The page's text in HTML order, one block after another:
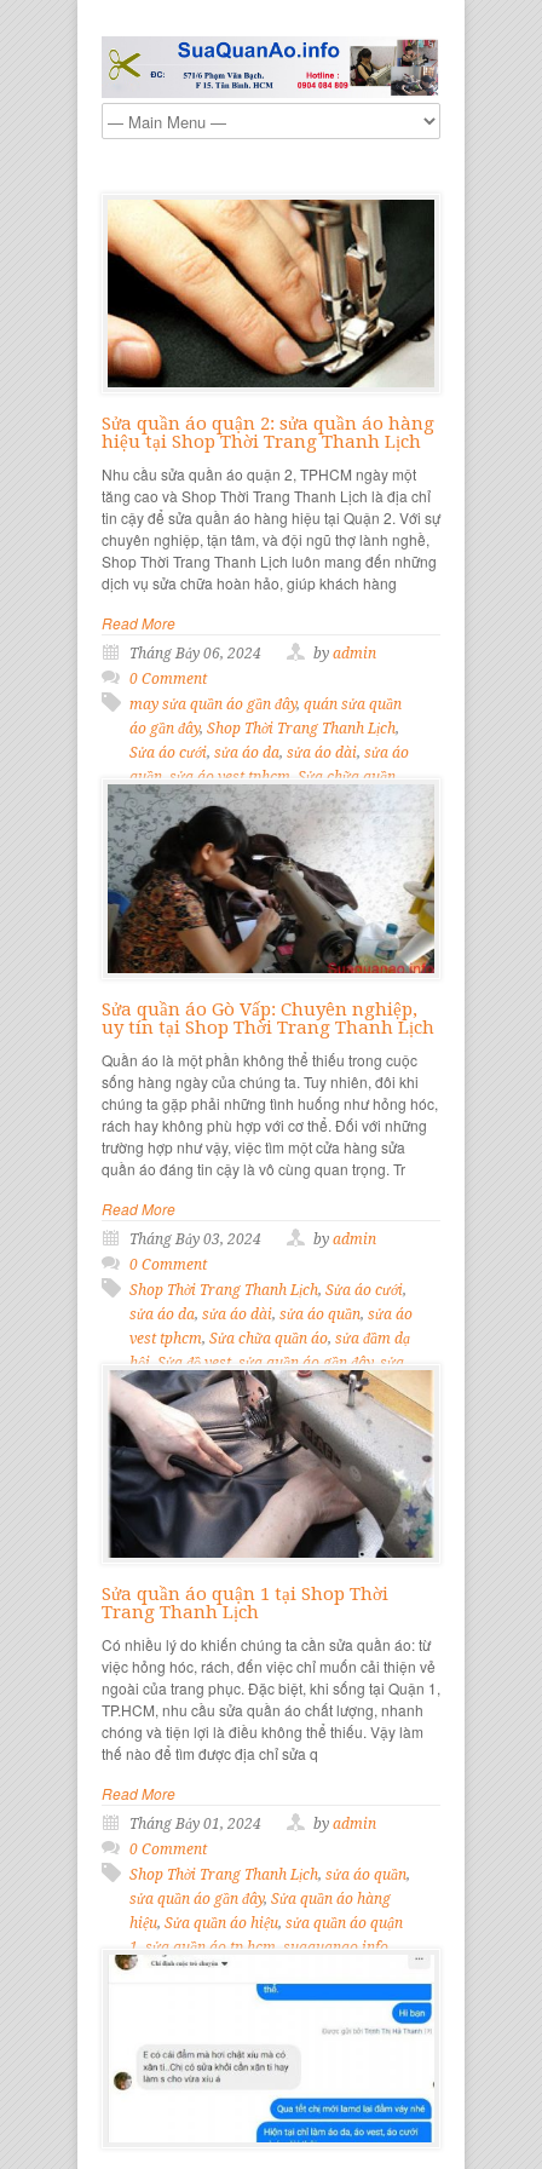
Sửa quần áo quận 2: sửa quần áo hàng
hiệu tại Shop Thời Trang Thanh Lịch
Nhu cầu sửa quần áo quận 2, TPHCM ngày một
tăng cao và Shop Thời Trang Thanh Lịch là địa chỉ
tin cậy để sửa quần áo hàng hiệu tại Quận 2. Với sự
chuyên nghiệp, tận tâm, và đội ngũ thợ lành nghề,
Shop Thời Trang Thanh Lịch luôn mang đến những
dịch vụ sửa chữa hoàn hảo, giúp khách hàng
Read More
Tháng Bảy 06, 2024 by admin
0 Comment
may sửa quần áo gần đây, quán sửa quần
áo gần đây, Shop Thời Trang Thanh Lịch,
Sửa áo cưới, sửa áo da, sửa áo dài, sửa áo
quần sửa áo vest tphcm Sửa chữa quần
áo
,sửa đầm dạ hội , sửa đồ quận 2
Sửa đồ
vest,Sửa quần áo cũ, sửa quần áo gần đây
Sửa quần áo hiệu , sửa quần áo quận 2
suaquanao.info
Sửa quần áo Gò Vấp: Chuyên nghiệp,
uy tín tại Shop Thời Trang Thanh Lịch
Quần áo là một phần không thể thiếu trong cuộc
sống hàng ngày của chúng ta. Tuy nhiên, đôi khi
chúng ta gặp phải những tình huống như hỏng hóc,
rách hay không phù hợp với cơ thể. Đối với những
trường hợp như vậy, việc tìm một cửa hàng sửa
quần áo đáng tin cậy là vô cùng quan trọng. Tr
Read More
Tháng Bảy 03, 2024 by admin
0 Comment
Shop Thời Trang Thanh Lịch, Sửa áo cưới,
sửa áo da, sửa áo dài, sửa áo quần, sửa áo
vest tphcm, Sửa chữa quần áo, sửa đầm dạ
hội Sửa đồ vest, sửa quần áo gần đây, sửa
quần áo gò vấp,Sửa quần áo hiệu,
suaquanao.info
Sửa quần áo quận 1 tại Shop Thời
Trang Thanh Lịch
Có nhiều lý do khiến chúng ta cần sửa quần áo: từ
việc hỏng hóc, rách, đến việc chỉ muốn cải thiện vẻ
ngoài của trang phục. Đặc biệt, khi sống tại Quận 1,
TP.HCM, nhu cầu sửa quần áo chất lượng, nhanh
chóng và tiện lợi là điều không thể thiếu. Vậy làm
thế nào để tìm được địa chỉ sửa q
Read More
Tháng Bảy 01, 2024 by admin
0 Comment
Shop Thời Trang Thanh Lịch, sửa áo quần,
sửa quần áo gần đây, Sửa quần áo hàng
hiệu, Sửa quần áo hiệu, sửa quần áo quận
1
sửa quần áo tp hcm suaquanao.info